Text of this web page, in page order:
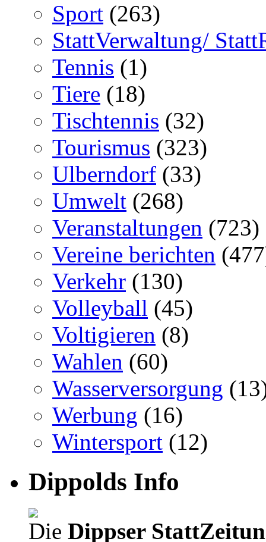
Sport (263)
StattVerwaltung/
Tennis (1)
Tiere (18)
Tischtennis (32)
Tourismus (323)
Ulberndorf (33)
Umwelt (268)
Veranstaltungen (723)
Vereine berichten
Verkehr (130)
Volleyball (45)
Voltigieren (8)
Wahlen (60)
Wasserversorgung
Werbung (16)
Wintersport (12)
Dippolds Info
Die Dippser